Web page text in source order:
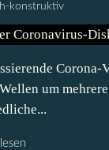
konstruktiv
Corona-
um